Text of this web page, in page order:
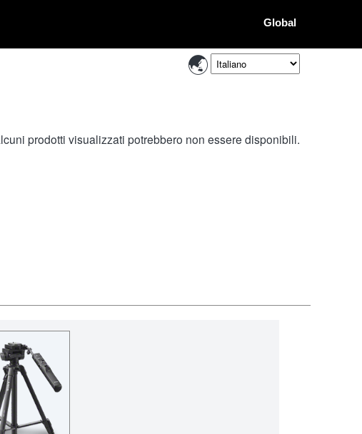
Global
prodotti visualizzati potrebbero non essere disponibili.